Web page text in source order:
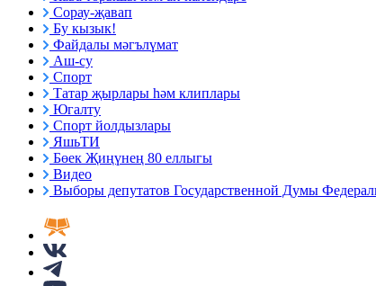
Сорау-җавап
Бу кызык!
Файдалы мәгълүмат
Аш-су
Спорт
Татар җырлары һәм клиплары
Югалту
Спорт йолдызлары
ЯшьТИ
Бөек Җиңүнең 80 еллыгы
Видео
Выборы депутатов Государственной Думы